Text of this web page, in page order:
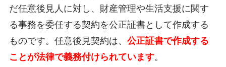
だ任意後見人に対し、財産管理や生活支援に関す
る事務を委任する契約を公正証書として作成する
ものです。任意後見契約は、 公正証書で作成する
ことが法律で義務付けられています。